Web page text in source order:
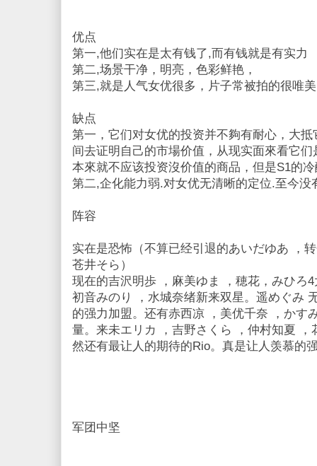
优点
第一,他们实在是太有钱了,而有钱就是有实力
第二,场景干净，明亮，色彩鲜艳，
第三,就是人气女优很多，片子常被拍的很唯美
缺点
第一，它们对女优的投资并不夠有耐心，大
间去证明自己的市場价值，从现实面來看它
本來就不应该投资沒价值的商品，但是S1的
第二,企化能力弱.对女优无清晰的定位.至今没
阵容
实在是恐怖（不算已经引退的あいだゆあ ，
苍井そら）
现在的吉沢明歩 ，麻美ゆま ，穂花，みひろ
初音みのり ，水城奈绪新来双星。遥めぐみ
的强力加盟。还有赤西凉 ，美优千奈 ，かす
量。来未エリカ ，吉野さくら ，仲村知夏
然还有最让人的期待的Rio。真是让人羡慕的
军团中坚